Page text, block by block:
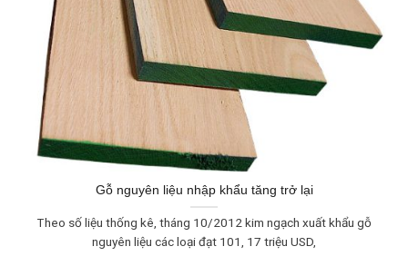
Gỗ nguyên liệu nhập khẩu tăng trở lại
Theo số liệu thống kê, tháng 10/2012 kim ngạch xuất khẩu gỗ
nguyên liệu các loại đạt 101, 17 triệu USD,